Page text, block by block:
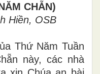
CHẴN)
Hiền, OSB
Thứ Năm Tuần
này, các nhà